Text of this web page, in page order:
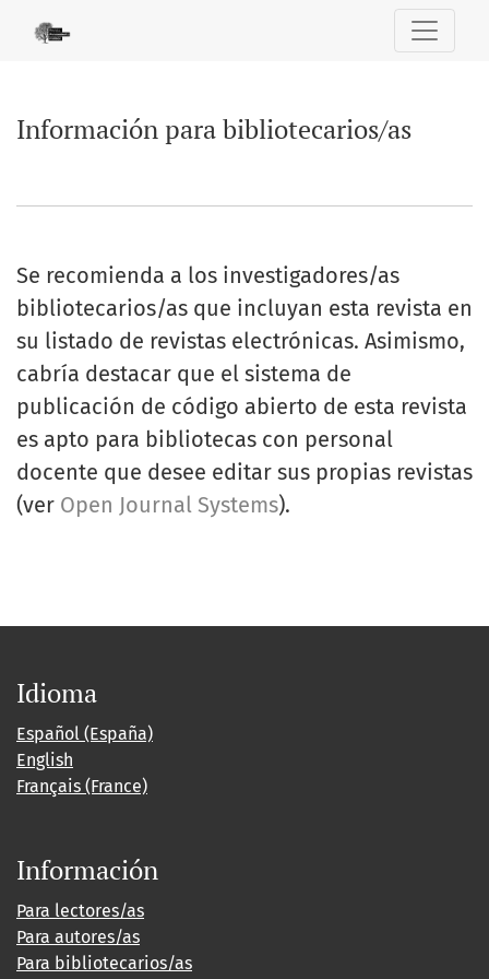
Información para bibliotecarios/as
Se recomienda a los investigadores/as
bibliotecarios/as que incluyan esta revista en
su listado de revistas electrónicas. Asimismo,
cabría destacar que el sistema de
publicación de código abierto de esta revista
es apto para bibliotecas con personal
docente que desee editar sus propias revistas
(ver Open Journal Systems).
Idioma
Español (España)
English
Français (France)
Información
Para lectores/as
Para autores/as
Para bibliotecarios/as